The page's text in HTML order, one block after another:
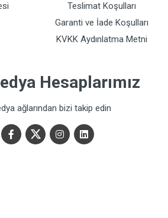
Teslimat Koşulları
Garanti ve İade Koşulları
KVKK Aydınlatma Metni
Hesaplarımız
ağlarından bizi takip edin